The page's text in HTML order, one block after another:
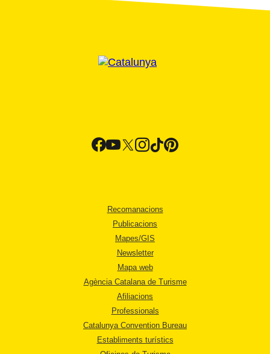
Recomanacions
Publicacions
Mapes/GIS
Newsletter
Mapa web
Agència Catalana de Turisme
Afiliacions
Professionals
Catalunya Convention Bureau
Establiments turístics